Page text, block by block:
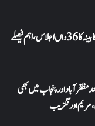
مریم نواز کی زیر صدارت پنجاب کابینہ کا 36واں اجلاس،اہم فیصلے
مظفرآباد اور پنجاب میں بھی
مریم اورنگزیب